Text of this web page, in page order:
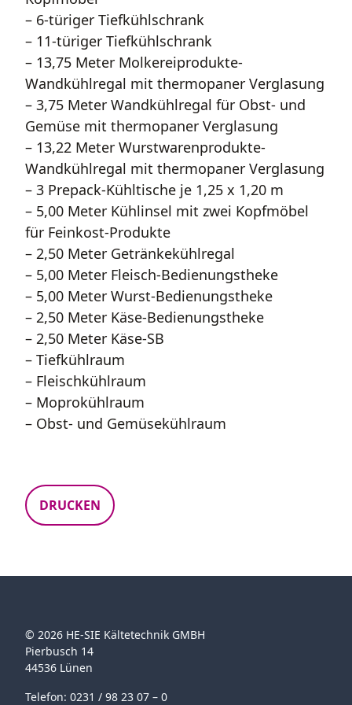
– 6-türiger Tiefkühlschrank
– 11-türiger Tiefkühlschrank
– 13,75 Meter Molkereiprodukte-
Wandkühlregal mit thermopaner Verglasung
– 3,75 Meter Wandkühlregal für Obst- und
Gemüse mit thermopaner Verglasung
– 13,22 Meter Wurstwarenprodukte-
Wandkühlregal mit thermopaner Verglasung
– 3 Prepack-Kühltische je 1,25 x 1,20 m
– 5,00 Meter Kühlinsel mit zwei Kopfmöbel
für Feinkost-Produkte
– 2,50 Meter Getränkekühlregal
– 5,00 Meter Fleisch-Bedienungstheke
– 5,00 Meter Wurst-Bedienungstheke
– 2,50 Meter Käse-Bedienungstheke
– 2,50 Meter Käse-SB
– Tiefkühlraum
– Fleischkühlraum
– Moprokühlraum
– Obst- und Gemüsekühlraum
DRUCKEN
© 2026 HE-SIE Kältetechnik GMBH
Pierbusch 14
44536 Lünen
Telefon: 0231 / 98 23 07 – 0